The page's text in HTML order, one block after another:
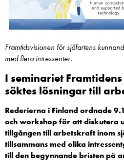
Framtidsvisionen för sjöfartens
med flera intressenter.
I seminariet
söktes lösningar till
Rederierna i Finland ordnade
och workshop för att diskutera
tillgången till arbetskraft inom
tillsammans med olika
till den begynnande bristen på